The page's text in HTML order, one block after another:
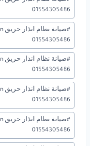
01554305486
#
01554305486
#
01554305486
#
01554305486
#
01554305486